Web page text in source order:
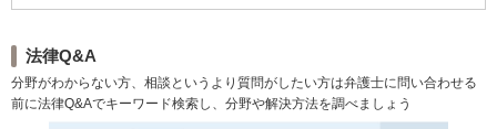
法律Q&A
分野がわからない方、相談というより質問がしたい方は弁護士に問い合わせる
前に法律Q&Aでキーワード検索し、分野や解決方法を調べましょう